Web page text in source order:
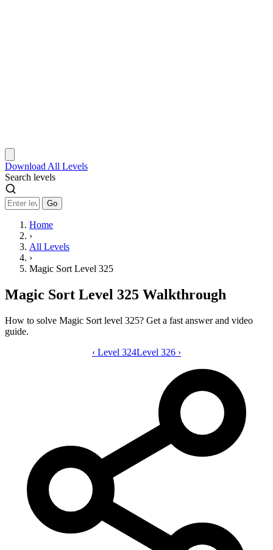
Download All Levels
Search levels
Go
Home
›
All Levels
›
Magic Sort Level 325
Magic Sort Level 325 Walkthrough
How to solve Magic Sort level 325? Get a fast answer and video
guide.
Magic Sort level 325 video guide
‹ Level 324Level 326 ›